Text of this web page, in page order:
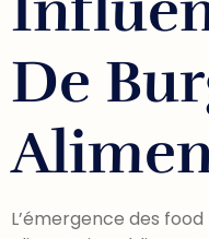
De
L’émergence des